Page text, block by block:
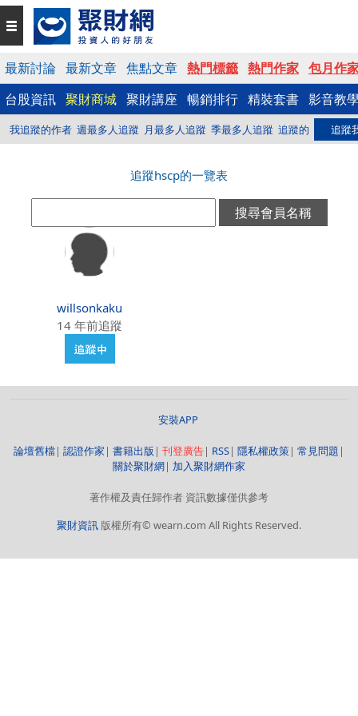
最新討論 最新文章 焦點文章 熱門標籤 熱門作家 包月作
台股資訊 聚財商城 聚財講座 暢銷排行 精裝套書 影音教
我追蹤的作者 週最多人追蹤 月最多人追蹤 季最多人追蹤 追蹤的 追蹤
追蹤hscp的一覽表
willsonkaku
14 年前追蹤
安裝APP
論壇舊檔| 認證作家 | 書籍出版 | 刊登廣告| RSS| 隱私權政策| 常見問題 |
關於聚財網| 加入聚財網作家
著作權及責任歸作者 資訊數據僅供參考
聚財資訊 版權所有© wearn.com All Rights Reserved.